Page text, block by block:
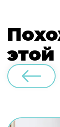
этой